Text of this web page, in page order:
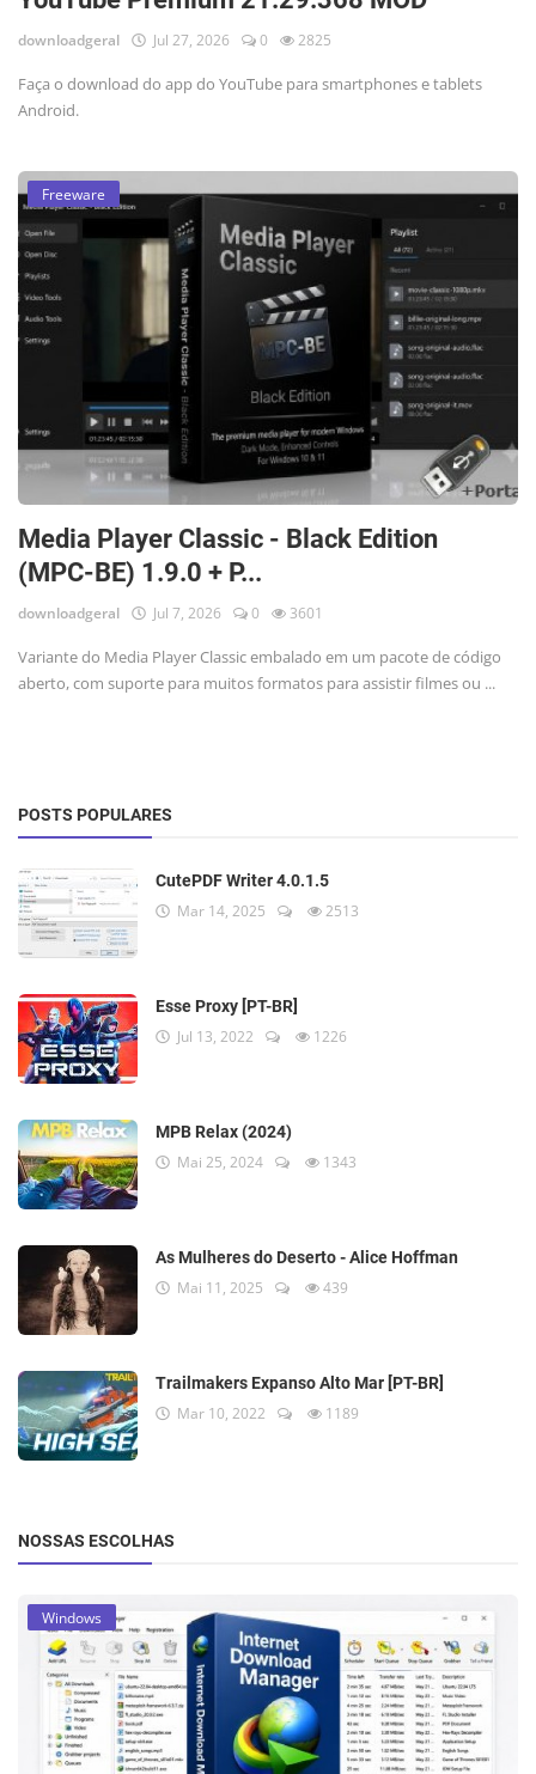
downloadgeral Jul 27, 2026 0 2825
Faça o download do app do YouTube para smartphones e tablets
Android.
Freeware
Media Player Classic - Black Edition
(MPC-BE) 1.9.0 + P...
downloadgeral Jul 7, 2026 0 3601
Variante do Media Player Classic embalado em um pacote de código
aberto, com suporte para muitos formatos para assistir filmes ou ...
POSTS POPULARES
CutePDF Writer 4.0.1.5
Mar 14, 2025 2513
Esse Proxy [PT-BR]
Jul 13, 2022 1226
MPB Relax (2024)
Mai 25, 2024 1343
As Mulheres do Deserto - Alice Hoffman
Mai 11, 2025 439
Trailmakers Expanso Alto Mar [PT-BR]
Mar 10, 2022 1189
NOSSAS ESCOLHAS
Windows